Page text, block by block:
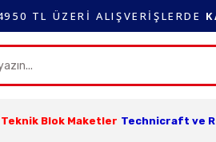
TL ÜZERİ ALIŞVERİŞLERDE
Teknik Blok Maketler Technicraft ve